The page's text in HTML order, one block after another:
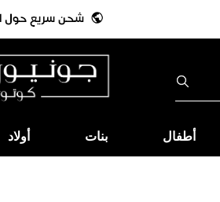
أطفال بنات أولاد